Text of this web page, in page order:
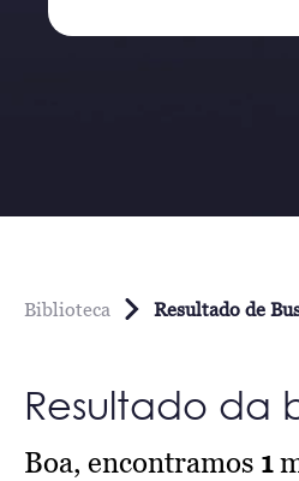
Biblioteca Resultado de
Resultado da
Boa, encontramos 1